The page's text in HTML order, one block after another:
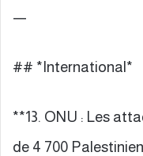
—
## *International*
**13. ONU : Les
de 4 700